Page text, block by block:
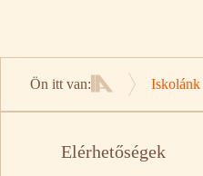
Ön itt van:
Iskolánk
Elérhetőségek